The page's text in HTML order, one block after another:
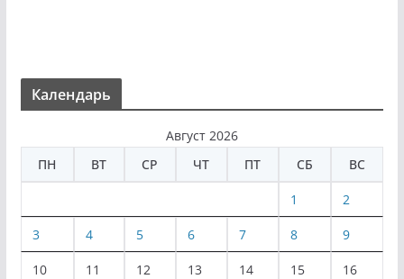
Календарь
Август 2026
ПН
ВТ СР ЧТ ПТ СБ ВС
1 2
3 4 5 6 7 8 9
10 11 12 13 14 15 16